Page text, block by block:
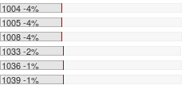
1004 -4%
1005 -4%
1008 -4%
1033 -2%
1036 -1%
1039 -1%